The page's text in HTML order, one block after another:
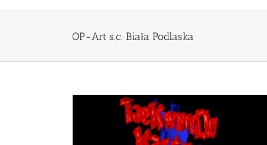
OP-Art s.c. Biała Podlaska